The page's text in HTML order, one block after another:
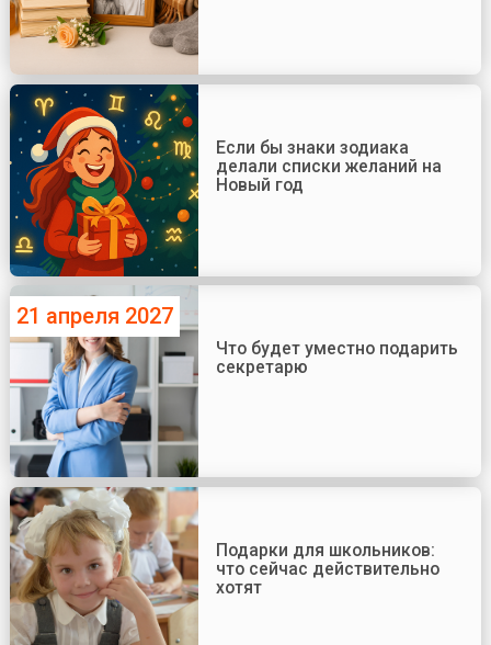
Если бы знаки зодиака
делали списки желаний на
Новый год
21 апреля 2027
Что будет уместно подарить
секретарю
Подарки для школьников:
что сейчас действительно
хотят